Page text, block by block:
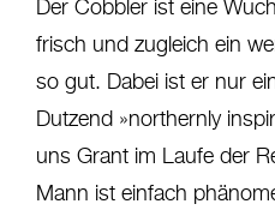
Der Cobbler ist eine
frisch und zugleich ein
so gut. Dabei ist er nur
Dutzend »northernly
uns Grant im Laufe der
Mann ist einfach